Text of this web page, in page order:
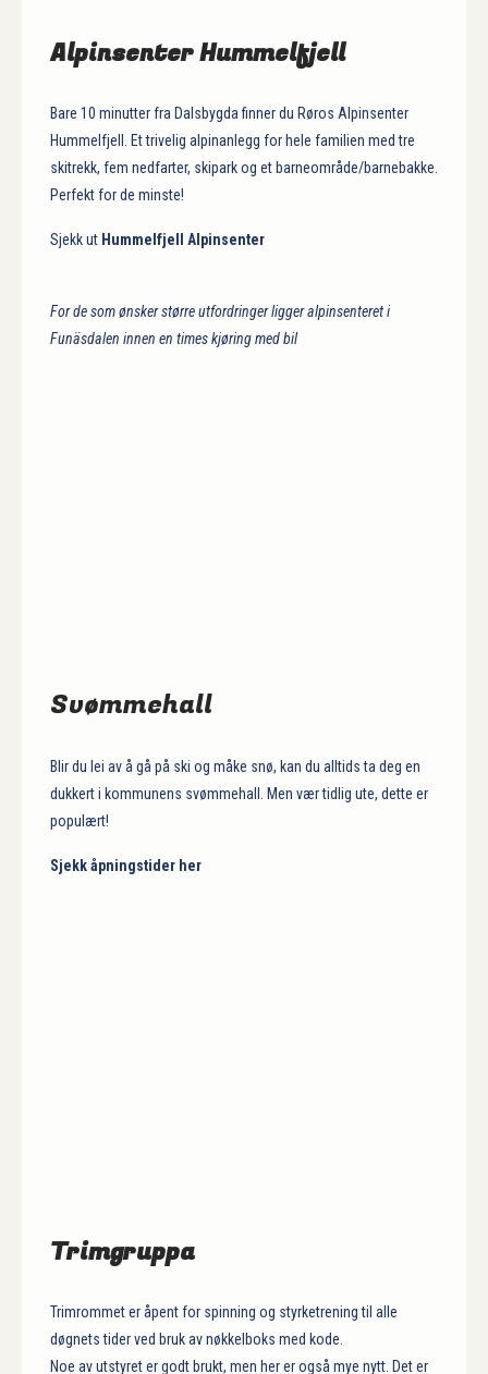
Alpinsenter Hummelfjell
Bare 10 minutter fra Dalsbygda finner du Røros Alpinsenter
Hummelfjell. Et trivelig alpinanlegg for hele familien med tre
skitrekk, fem nedfarter, skipark og et barneområde/barnebakke.
Perfekt for de minste!
Sjekk ut Hummelfjell Alpinsenter
For de som ønsker større utfordringer ligger alpinsenteret i
Funäsdalen innen en times kjøring med bil
Svømmehall
Blir du lei av å gå på ski og måke snø, kan du alltids ta deg en
dukkert i kommunens svømmehall. Men vær tidlig ute, dette er
populært!
Sjekk åpningstider her
Trimgruppa
Trimrommet er åpent for spinning og styrketrening til alle
døgnets tider ved bruk av nøkkelboks med kode.
Noe av utstyret er godt brukt, men her er også mye nytt. Det er